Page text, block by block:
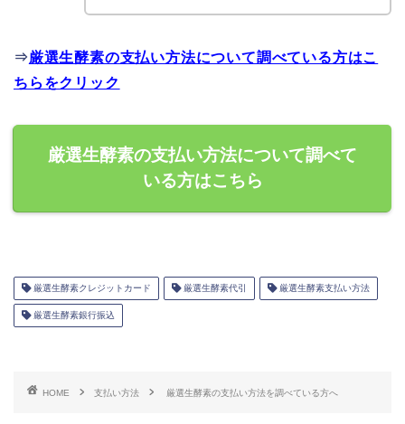
⇒厳選生酵素の支払い方法について調べている方はこ
ちらをクリック
厳選生酵素の支払い方法について調べて
いる方はこちら
厳選生酵素クレジットカード 厳選生酵素代引 厳選生酵素支払い方法
厳選生酵素銀行振込
HOME 支払い方法 厳選生酵素の支払い方法を調べている方へ